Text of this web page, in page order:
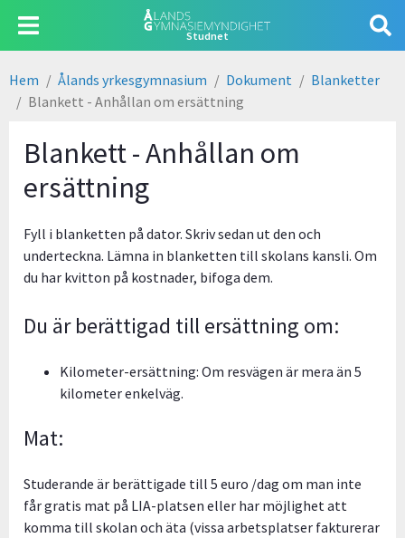
till
huvudinnehåll
Studnet
Användarmeny
Länkstig
Hem Ålands yrkesgymnasium Dokument
Blanketter
Blankett - Anhållan om ersättning
Blankett - Anhållan om
ersättning
Fyll i blanketten på dator. Skriv sedan ut den och
underteckna. Lämna in blanketten till skolans kansli. Om
du har kvitton på kostnader, bifoga dem.
Du är berättigad till ersättning om:
Kilometer-ersättning: Om resvägen är mera än 5
kilometer enkelväg.
Mat:
Studerande är berättigade till 5 euro /dag om man inte
får gratis mat på LIA-platsen eller har möjlighet att
komma till skolan och äta (vissa arbetsplatser fakturerar